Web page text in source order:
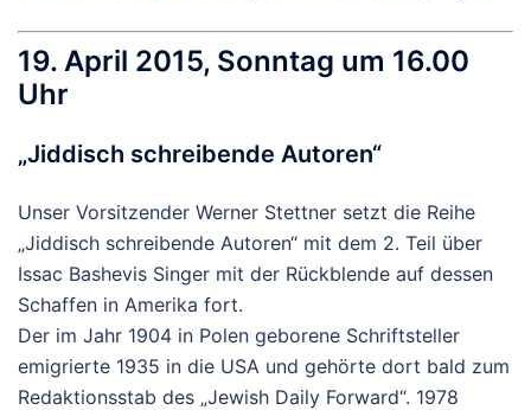
19. April 2015, Sonntag um 16.00
Uhr
„Jiddisch schreibende Autoren“
Unser Vorsitzender Werner Stettner setzt die Reihe
„Jiddisch schreibende Autoren“ mit dem 2. Teil über
Issac Bashevis Singer mit der Rückblende auf dessen
Schaffen in Amerika fort.
Der im Jahr 1904 in Polen geborene Schriftsteller
emigrierte 1935 in die USA und gehörte dort bald zum
Redaktionsstab des „Jewish Daily Forward“. 1978